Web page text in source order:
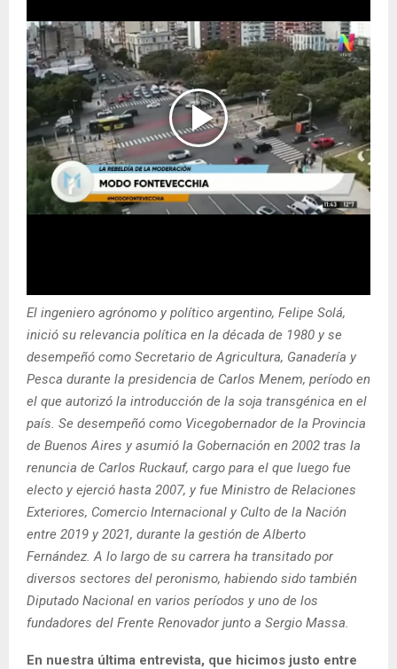
El ingeniero agrónomo y político argentino, Felipe Solá,
inició su relevancia política en la década de 1980 y se
desempeñó como Secretario de Agricultura, Ganadería y
Pesca durante la presidencia de Carlos Menem, período en
el que autorizó la introducción de la soja transgénica en el
país. Se desempeñó como Vicegobernador de la Provincia
de Buenos Aires y asumió la Gobernación en 2002 tras la
renuncia de Carlos Ruckauf, cargo para el que luego fue
electo y ejerció hasta 2007, y fue Ministro de Relaciones
Exteriores, Comercio Internacional y Culto de la Nación
entre 2019 y 2021, durante la gestión de Alberto
Fernández. A lo largo de su carrera ha transitado por
diversos sectores del peronismo, habiendo sido también
Diputado Nacional en varios períodos y uno de los
fundadores del Frente Renovador junto a Sergio Massa.
En nuestra última entrevista, que hicimos justo entre